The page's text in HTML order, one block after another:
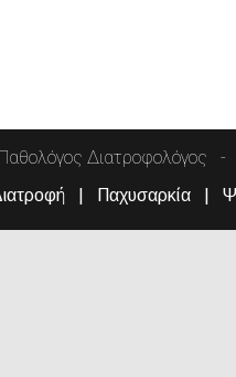
Διατροφολόγος
Παχυσαρκία